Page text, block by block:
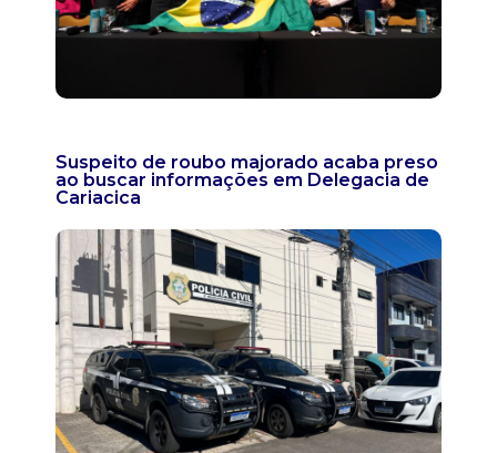
Suspeito de roubo majorado acaba preso
ao buscar informações em Delegacia de
Cariacica